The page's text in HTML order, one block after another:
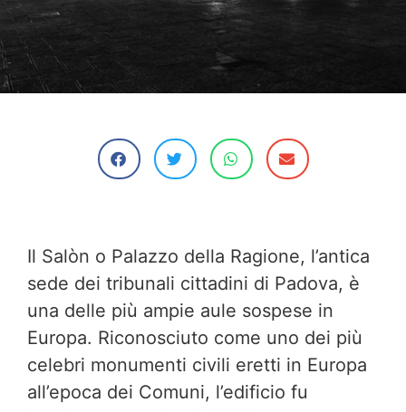
Il Salòn o Palazzo della Ragione, l’antica
sede dei tribunali cittadini di Padova, è
una delle più ampie aule sospese in
Europa. Riconosciuto come uno dei più
celebri monumenti civili eretti in Europa
all’epoca dei Comuni, l’edificio fu